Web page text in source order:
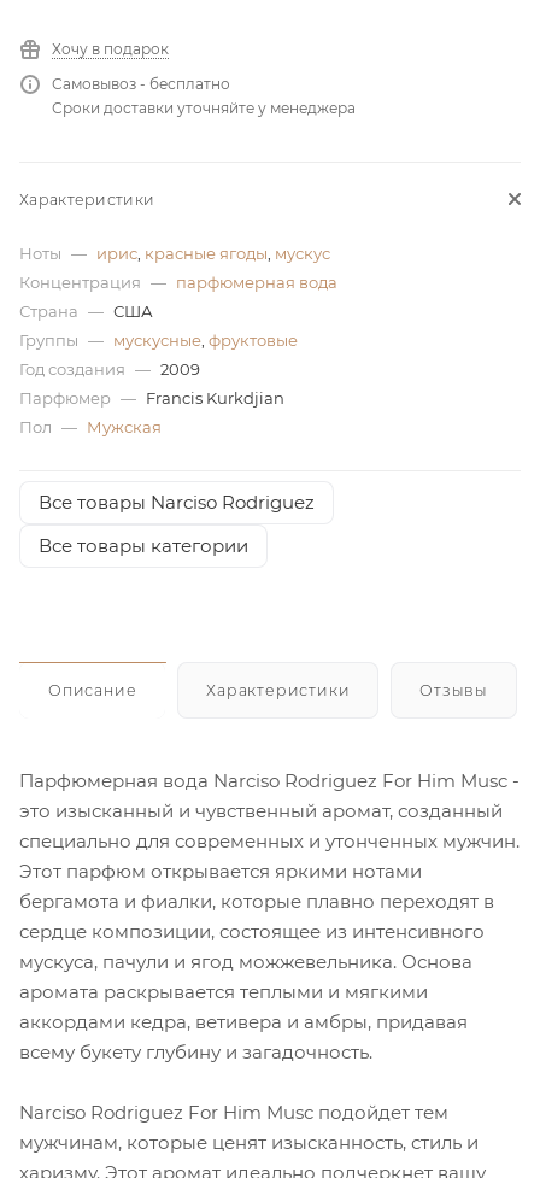
Хочу в подарок
Самовывоз - бесплатно
Сроки доставки уточняйте у менеджера
Характеристики
Ноты — ирис красные ягоды мускус
Концентрация — парфюмерная вода
Страна — США
Группы — мускусные фруктовые
Год создания — 2009
Парфюмер — Francis Kurkdjian
Пол — Мужская
Все товары Narciso Rodriguez
Все товары категории
Описание Характеристики Отзывы
Парфюмерная вода Narciso Rodriguez For Him Musc -
это изысканный и чувственный аромат, созданный
специально для современных и утонченных мужчин.
Этот парфюм открывается яркими нотами
бергамота и фиалки, которые плавно переходят в
сердце композиции, состоящее из интенсивного
мускуса, пачули и ягод можжевельника. Основа
аромата раскрывается теплыми и мягкими
аккордами кедра, ветивера и амбры, придавая
всему букету глубину и загадочность.
Narciso Rodriguez For Him Musc подойдет тем
мужчинам, которые ценят изысканность, стиль и
харизму. Этот аромат идеально подчеркнет вашу